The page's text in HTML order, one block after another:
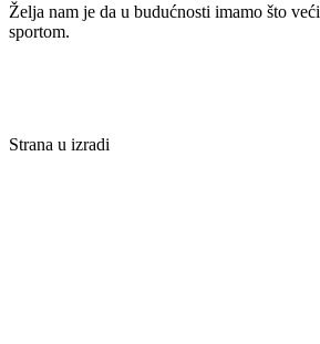
Želja nam je da u budućnosti imamo što
sportom.
Strana u izradi